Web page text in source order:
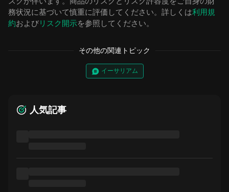
務状況に基づいて慎重に評価してください。詳しくは利用規
約およびリスク開示を参照してください。
その他の関連トピック
イーサリアム
人気記事